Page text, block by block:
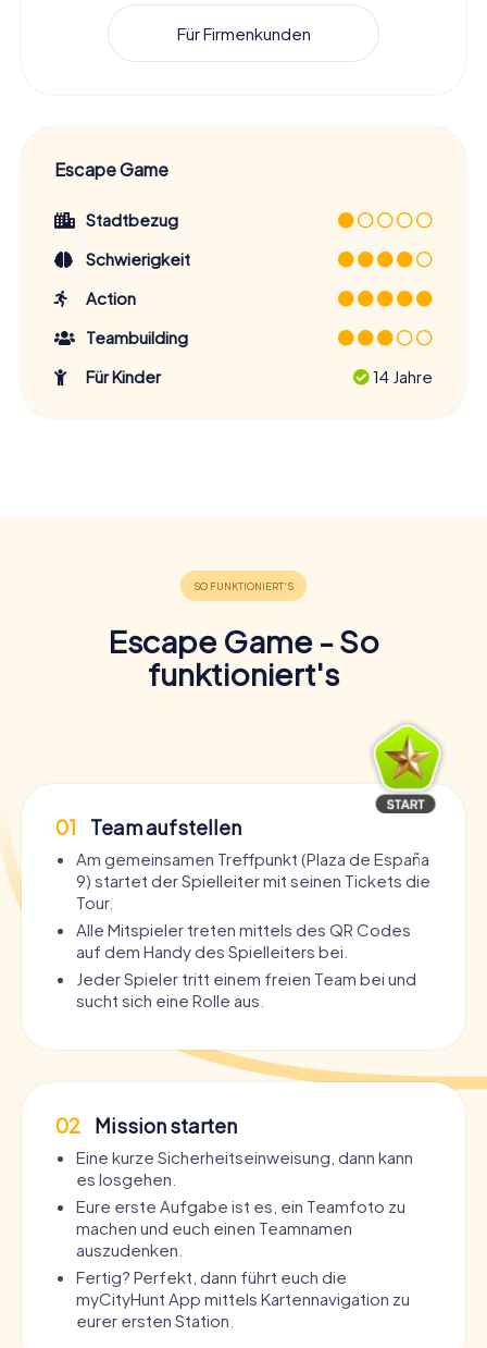
Für Firmenkunden
Escape Game
Stadtbezug
Schwierigkeit
Action
Teambuilding
Für Kinder
14 Jahre
Escape Game - So
funktioniert's
01 Team aufstellen
Am gemeinsamen Treffpunkt (Plaza de España
9) startet der Spielleiter mit seinen Tickets die
Tour.
Alle Mitspieler treten mittels des QR Codes
auf dem Handy des Spielleiters bei.
Jeder Spieler tritt einem freien Team bei und
sucht sich eine Rolle aus.
02 Mission starten
Eine kurze Sicherheitseinweisung, dann kann
es losgehen.
Eure erste Aufgabe ist es, ein Teamfoto zu
machen und euch einen Teamnamen
auszudenken.
Fertig? Perfekt, dann führt euch die
myCityHunt App mittels Kartennavigation zu
eurer ersten Station.